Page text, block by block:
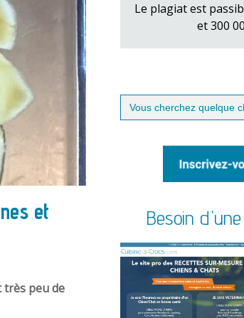
et
très peu de
Le plagiat est
et 300
Search
for:
Besoin